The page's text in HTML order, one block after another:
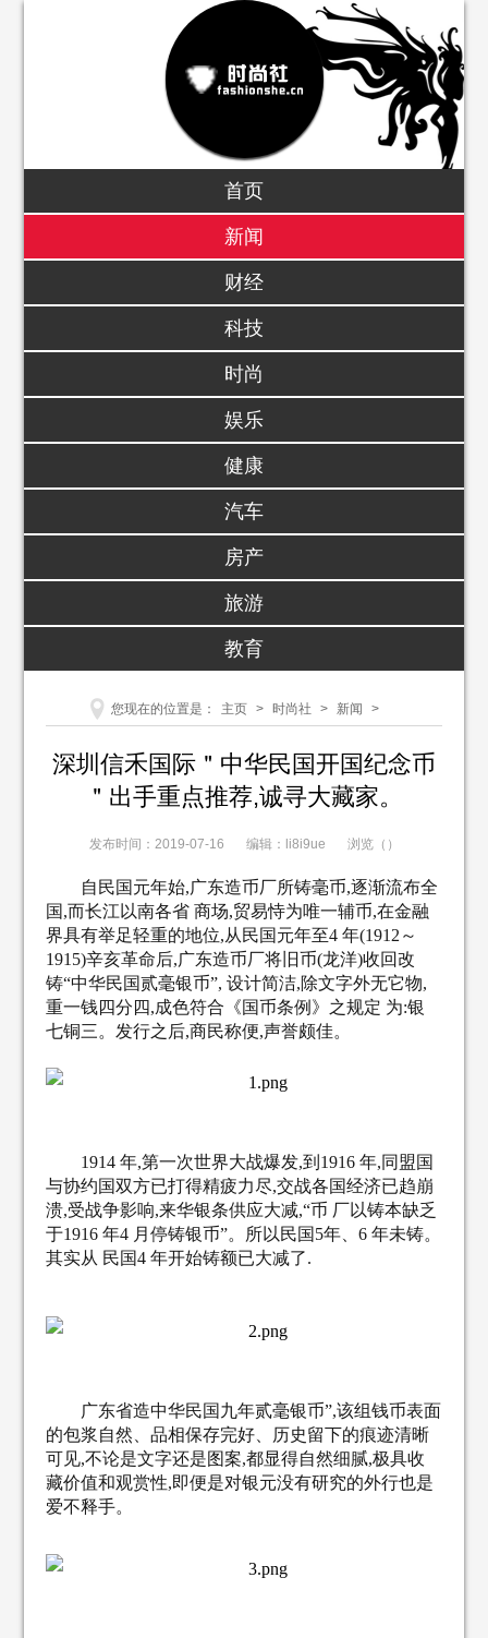
首页
新闻
财经
科技
时尚
娱乐
健康
汽车
房产
旅游
教育
您现在的位置是： 主页 > 时尚社 > 新闻 >
深圳信禾国际＂中华民国开国纪念币
＂出手重点推荐,诚寻大藏家。
发布时间：2019-07-16 编辑：li8i9ue 浏览（ ）
自民国元年始,广东造币厂所铸毫币,逐渐流布全
国,而长江以南各省 商场,贸易恃为唯一辅币,在金融
界具有举足轻重的地位,从民国元年至4 年(1912～
1915)辛亥革命后,广东造币厂将旧币(龙洋)收回改
铸“中华民国贰毫银币”, 设计简洁,除文字外无它物,
重一钱四分四,成色符合《国币条例》之规定 为:银
七铜三。发行之后,商民称便,声誉颇佳。
1914 年,第一次世界大战爆发,到1916 年,同盟国
与协约国双方已打得精疲力尽,交战各国经济已趋崩
溃,受战争影响,来华银条供应大减,“币 厂以铸本缺乏
于1916 年4 月停铸银币”。所以民国5年、6 年未铸。
其实从 民国4 年开始铸额已大减了.
广东省造中华民国 九年贰毫银币”,该组钱币表面
的包浆自然、品相保存完好、历史留下的痕迹清晰
可见,不论是文字还是图案,都显得自然细腻,极具收
藏价值和观赏性,即便是对银元没有研究的外行也是
爱不释手。